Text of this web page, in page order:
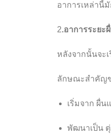
อาการเหล่านี้
2.อาการระยะ
หลังจากนั้นจะ
ลักษณะสำคัญ
เริ่มจาก ผื่น
พัฒนาเป็น